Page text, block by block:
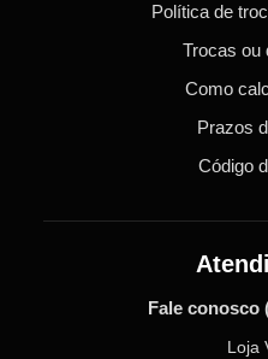
Política de
Trocas ou
Como
Prazos
Código
Fale conosco
Loja